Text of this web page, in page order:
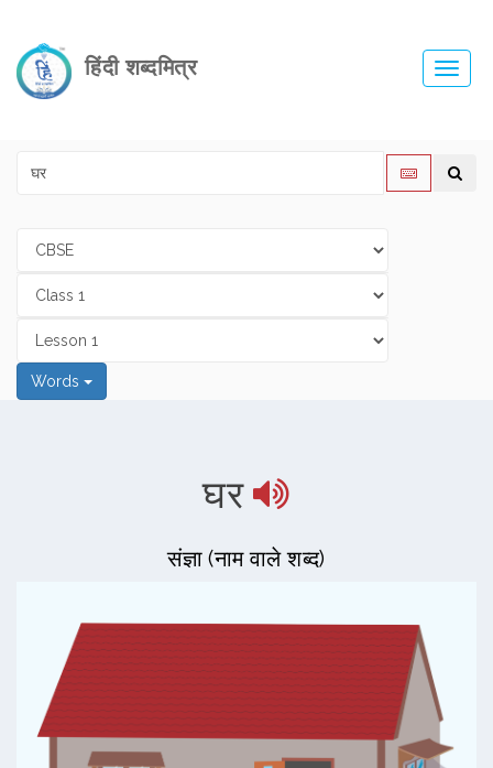
हिंदी शब्दमित्र
Words
घर
संज्ञा (नाम वाले शब्द)